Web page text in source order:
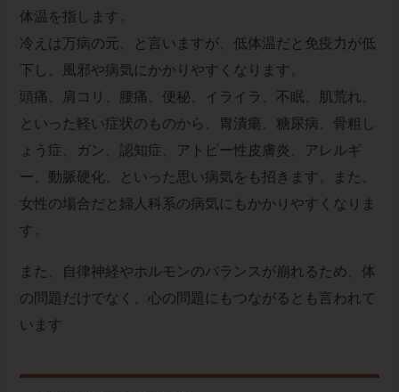
体温を指します。
冷えは万病の元、と言いますが、低体温だと免疫力が低
下し、風邪や病気にかかりやすくなります。
頭痛、肩コリ、腰痛、便秘、イライラ、不眠、肌荒れ、
といった軽い症状のものから、胃潰瘍、糖尿病、骨粗し
ょう症、ガン、認知症、アトピー性皮膚炎、アレルギ
ー、動脈硬化、といった思い病気をも招きます。また、
女性の場合だと婦人科系の病気にもかかりやすくなりま
す。
また、自律神経やホルモンのバランスが崩れるため、体
の問題だけでなく、心の問題にもつながるとも言われて
います